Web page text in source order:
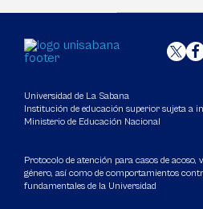
Universidad de La Sabana
Institución de educación superior sujeta a
Ministerio de Educación Nacional
Protocolo de atención para casos de acoso,
género, así como de comportamientos
fundamentales de la Universidad